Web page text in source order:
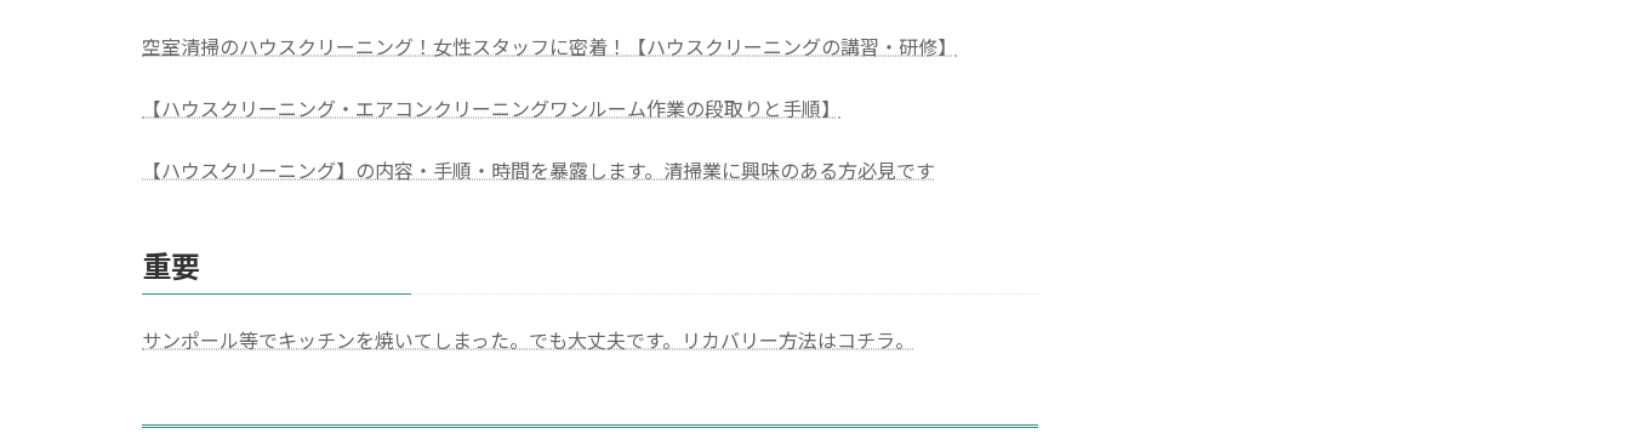
空室清掃のハウスクリーニング！女性スタッフに密着！【ハウスクリーニングの講習・研修】
【ハウスクリーニング・エアコンクリーニングワンルーム作業の段取りと手順】
【ハウスクリーニング】の内容・手順・時間を暴露します。清掃業に興味のある方必見です
重要
サンポール等でキッチンを焼いてしまった。でも大丈夫です。リカバリー方法はコチラ。